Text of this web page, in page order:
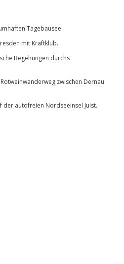
Tagebausee.
mit Kraftklub.
Begehungen durchs
zwischen Dernau
der autofreien Nordseeinsel Juist.